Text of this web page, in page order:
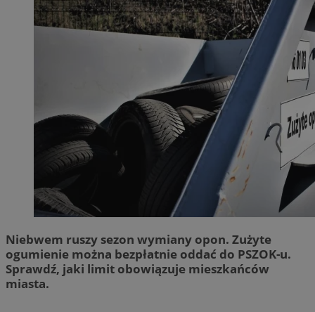
Niebwem ruszy sezon wymiany opon. Zużyte
ogumienie można bezpłatnie oddać do PSZOK-u.
Sprawdź, jaki limit obowiązuje mieszkańców
miasta.